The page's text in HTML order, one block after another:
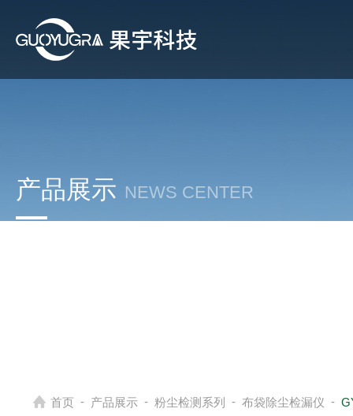
产品展示 NEWS CENTER
首页 - 产品展示 - 粉尘检测系列 - 布袋除尘检漏仪 -